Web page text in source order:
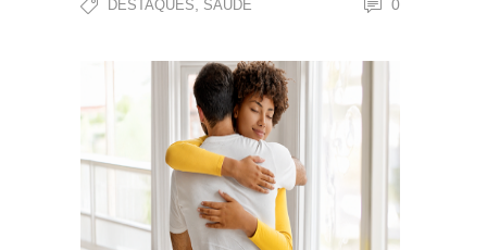
DESTAQUES SAÚDE 0